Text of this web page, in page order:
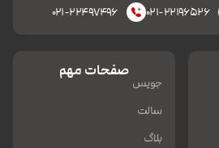
۰۲۱-۲۲۱۹۶۵۲۶ ۰۲۱-۲۲۴۹۷۴۹۶
صفحات مهم
جویس
سالت
بلاگ